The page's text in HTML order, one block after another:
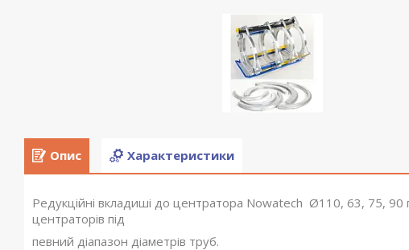
Опис Характеристики
Редукційні вкладиші до центратора Nowatech Ø110, 63, 75, 90
центраторів під
певний діапазон діаметрів труб.